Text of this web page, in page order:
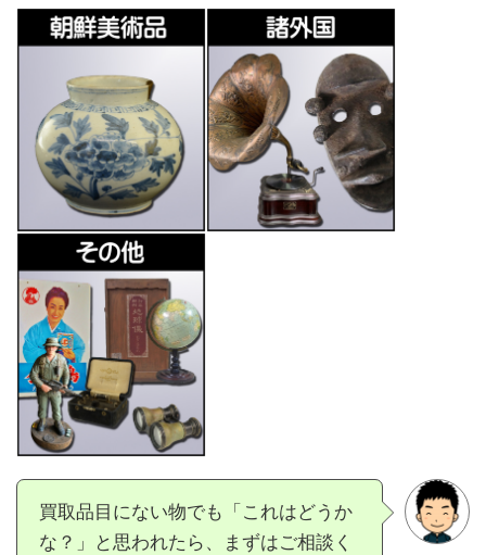
買取品目にない物でも「これはどうか
な？」と思われたら、まずはご相談く